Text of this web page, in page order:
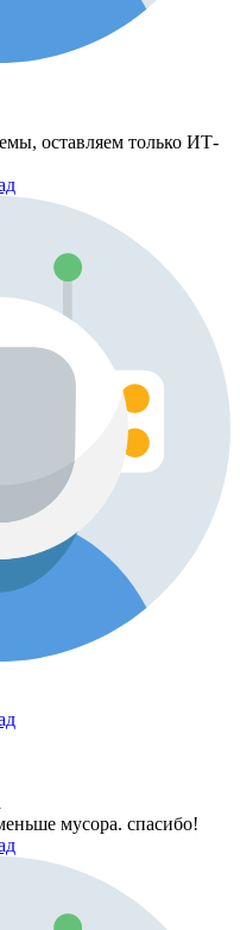
оставляем только ИТ-
мусора. спасибо!